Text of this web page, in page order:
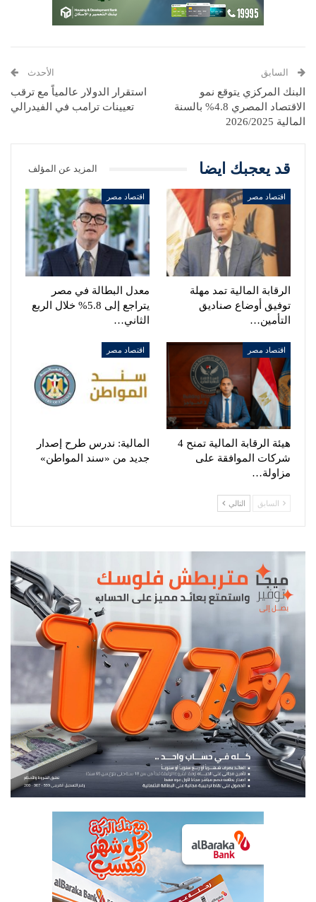
السابق
البنك المركزي يتوقع نمو
الاقتصاد المصري 4.8% بالسنة
المالية 2026/2025
الأحدث
استقرار الدولار عالمياً مع ترقب
تعيينات ترامب في الفيدرالي
قد يعجبك ايضا المزيد عن المؤلف
اقتصاد مصر
الرقابة المالية تمد مهلة
توفيق أوضاع صناديق
التأمين…
اقتصاد مصر
معدل البطالة في مصر
يتراجع إلى 5.8% خلال الربع
الثاني…
اقتصاد مصر
هيئة الرقابة المالية تمنح 4
شركات الموافقة على
مزاولة…
اقتصاد مصر
المالية: ندرس طرح إصدار
جديد من «سند المواطن»
السابق التالي